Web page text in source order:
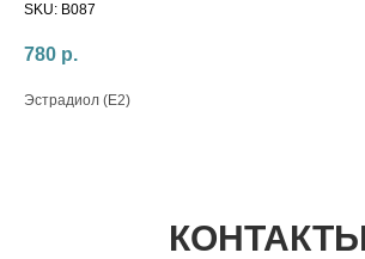
SKU: B087
780 р.
Эстрадиол (E2)